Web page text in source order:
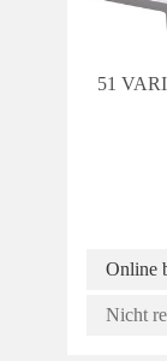
51
Online
Nicht